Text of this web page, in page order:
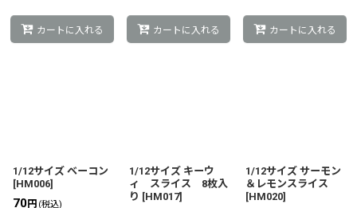
カートに入れる カートに入れる カートに入れる
1/12サイズ ベーコン
[HM006]
70円 (税込)
1/12サイズ キーウ
ィ スライス 8枚入
り [HM017]
1/12サイズ サーモン
＆レモンスライス
[HM020]